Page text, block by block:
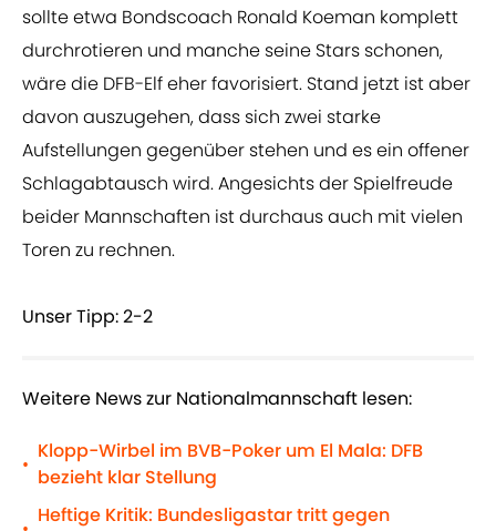
sollte etwa Bondscoach Ronald Koeman komplett
durchrotieren und manche seine Stars schonen,
wäre die DFB-Elf eher favorisiert. Stand jetzt ist aber
davon auszugehen, dass sich zwei starke
Aufstellungen gegenüber stehen und es ein offener
Schlagabtausch wird. Angesichts der Spielfreude
beider Mannschaften ist durchaus auch mit vielen
Toren zu rechnen.
Unser Tipp: 2-2
Weitere News zur Nationalmannschaft lesen:
•
Klopp-Wirbel im BVB-Poker um El Mala: DFB
bezieht klar Stellung
Heftige Kritik: Bundesligastar tritt gegen